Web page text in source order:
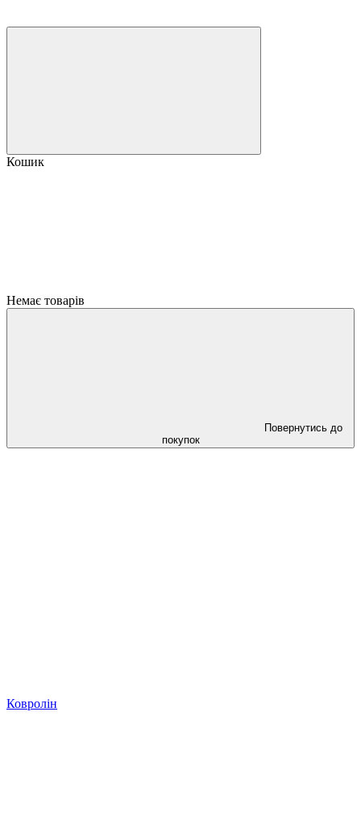
Кошик
Немає товарів
Повернутись до
покупок
Ковролін